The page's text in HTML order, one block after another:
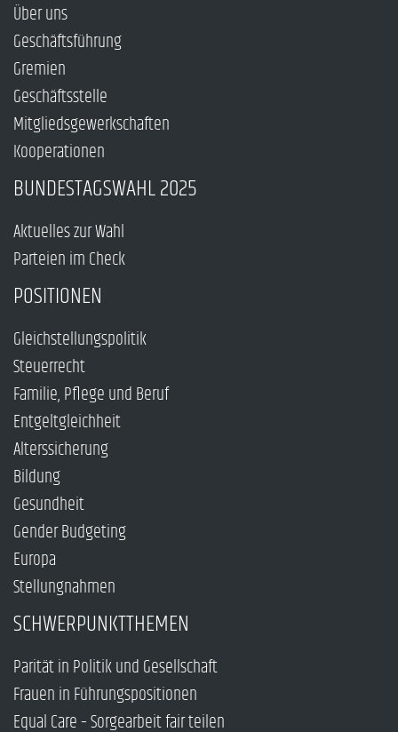
Über uns
Geschäftsführung
Gremien
Geschäftsstelle
Mitgliedsgewerkschaften
Kooperationen
BUNDESTAGSWAHL 2025
Aktuelles zur Wahl
Parteien im Check
POSITIONEN
Gleichstellungspolitik
Steuerrecht
Familie, Pflege und Beruf
Entgeltgleichheit
Alterssicherung
Bildung
Gesundheit
Gender Budgeting
Europa
Stellungnahmen
SCHWERPUNKTTHEMEN
Parität in Politik und Gesellschaft
Frauen in Führungspositionen
Equal Care – Sorgearbeit fair teilen